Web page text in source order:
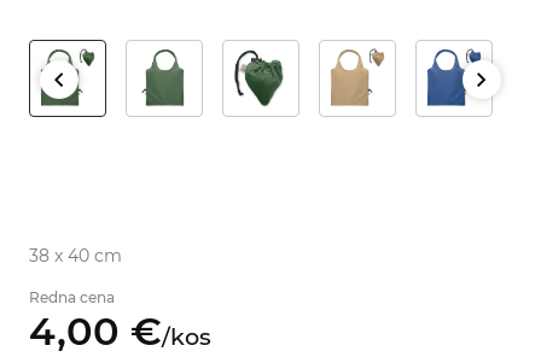
38 x 40 cm
Redna cena
4,00 €/kos